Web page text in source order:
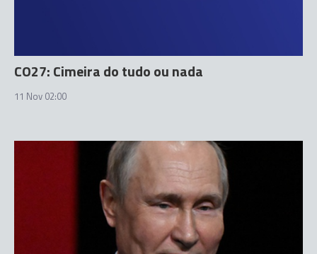
CO27: Cimeira do tudo ou nada
11 Nov 02:00